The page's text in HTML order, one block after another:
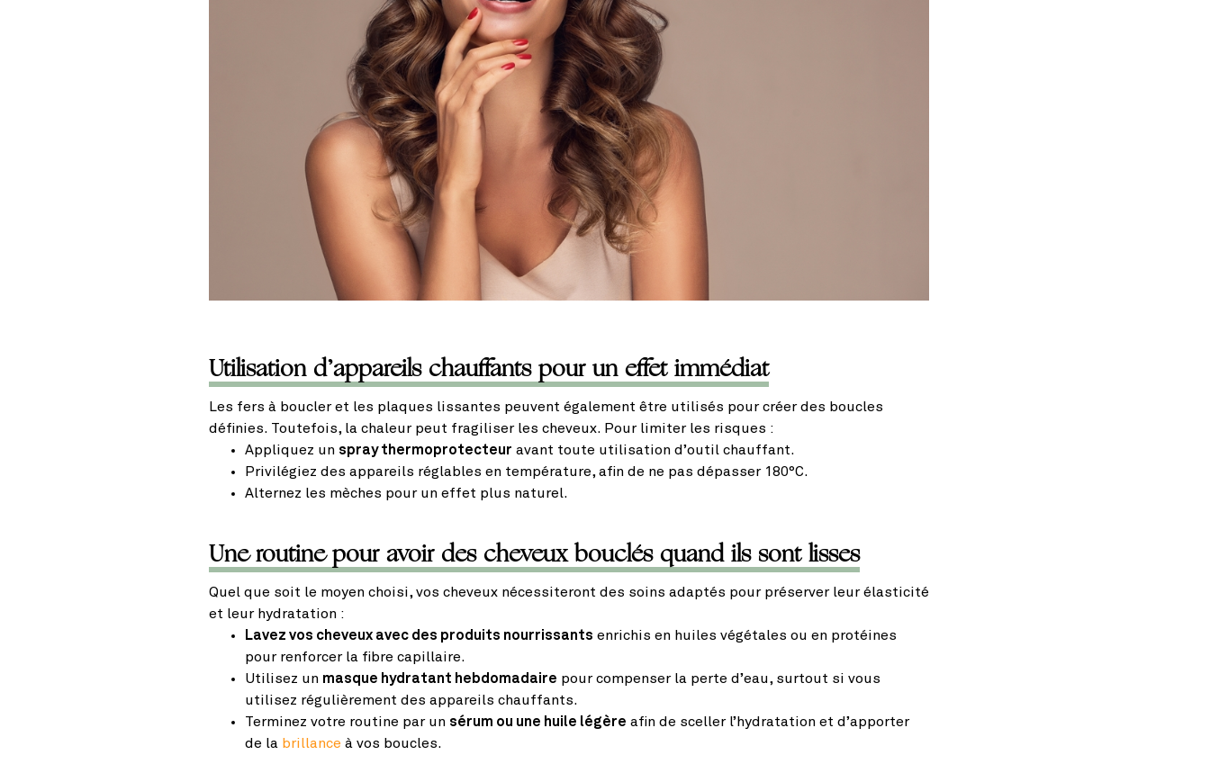
Utilisation d’appareils chauffants pour un effet immédiat
Les fers à boucler et les plaques lissantes peuvent également être utilisés pour créer des boucles
définies. Toutefois, la chaleur peut fragiliser les cheveux. Pour limiter les risques :
Appliquez un spray thermoprotecteur avant toute utilisation d’outil chauffant.
Privilégiez des appareils réglables en température, afin de ne pas dépasser 180°C.
Alternez les mèches pour un effet plus naturel.
Une routine pour avoir des cheveux bouclés quand ils sont lisses
Quel que soit le moyen choisi, vos cheveux nécessiteront des soins adaptés pour préserver leur élasticité
et leur hydratation :
Lavez vos cheveux avec des produits nourrissants enrichis en huiles végétales ou en protéines
pour renforcer la fibre capillaire.
Utilisez un masque hydratant hebdomadaire pour compenser la perte d’eau, surtout si vous
utilisez régulièrement des appareils chauffants.
Terminez votre routine par un sérum ou une huile légère afin de sceller l’hydratation et d’apporter
de la brillance à vos boucles.